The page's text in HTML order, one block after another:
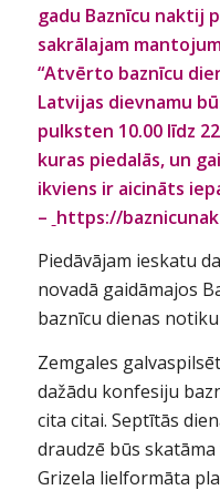
gadu Baznīcu naktij
sakrālajam
“Atvērto baznīcu
Latvijas dievnamu
pulksten 10.00 līdz
kuras piedalās, un
ikviens ir aicināts
– https://
Piedāvājam ieskatu
novadā gaidāmajos
baznīcu dienas
Zemgales
dažādu konfesiju
cita citai. Septītās
draudzē būs
Grizela lielformāta